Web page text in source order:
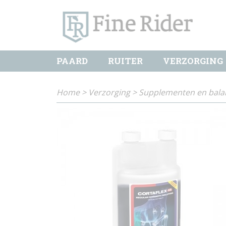
PAARD RUITER VERZORGING
Home> Verzorging>Supplementen en